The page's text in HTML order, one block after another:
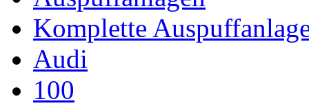
Komplette
Audi
100